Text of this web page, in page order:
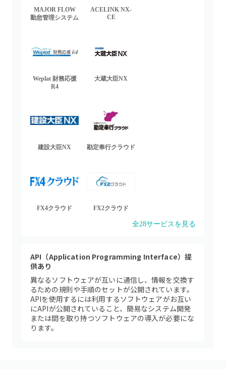
MAJOR FLOW
勤怠管理システム
ACELINK NX-
CE
Weplat 財務応援
R4
大蔵大臣NX
建設大臣NX 勘定奉行クラウド
FX4クラウド FX2クラウド
全28サービスを見る
API（Application Programming Interface）提
供あり
異なるソフトウェアが互いに通信し、情報を交換す
るための規則や手順のセットが公開されています。
APIを使用するには利用するソフトウェアがお互い
にAPIが公開されていること、簡易なシステム開発
または間を取り持つソフトウェアの導入が必要にな
ります。